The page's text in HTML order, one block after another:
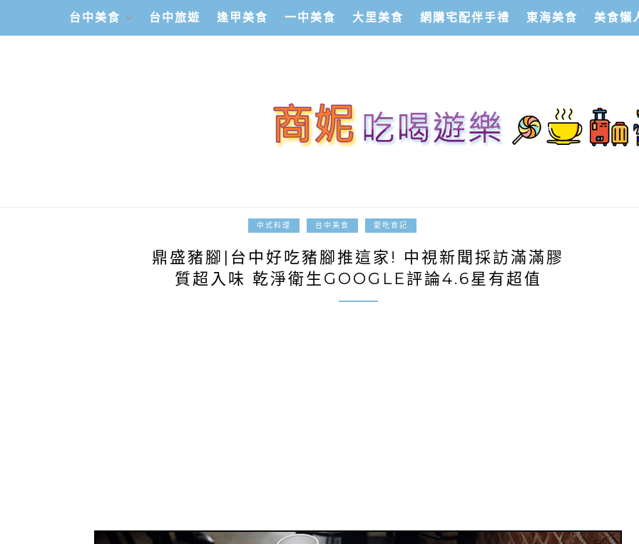
台中美食 台中旅遊 逢甲美食 一中美食 大里美食 網購宅配伴手禮 東海美食 美食懶
中式料理 台中美食 愛吃食記
鼎盛豬腳|台中好吃豬腳推這家! 中視新聞採訪滿滿膠
質超入味 乾淨衛生GOOGLE評論4.6星有超值